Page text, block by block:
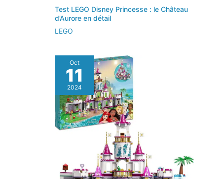
Test LEGO Disney Princesse : le Château
d’Aurore en détail
LEGO
Oct
11
2024